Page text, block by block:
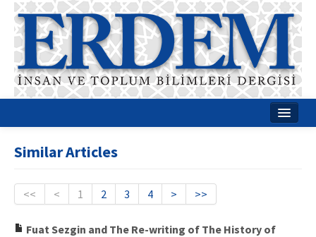
Journal Boards
Similar Articles
<< < 1 2 3 4 > >>
Fuat Sezgin and The Re-writing of The History of